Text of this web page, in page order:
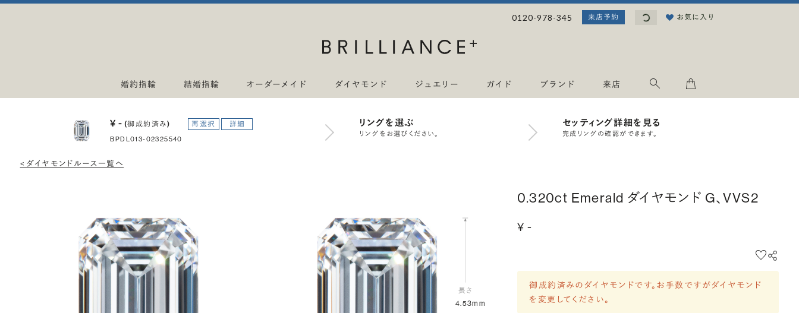
0120-978-345 来店予約 読み込み中...お気に入り
婚約指輪 結婚指輪 オーダーメイド ダイヤモンド ジュエリー ガイド ブランド 来店
¥ -(御成約済み) 再選択 詳細
BPDL013-02325540
リングを選ぶ
リングをお選びください。
セッティング詳細を見る
完成リングの確認ができます。
< ダイヤモンドルース一覧へ
4.53mm
0.320ct Emerald ダイヤモンド G、VVS2
¥ -
御成約済みのダイヤモンドです。お手数ですがダイヤモンド
を変更してください。